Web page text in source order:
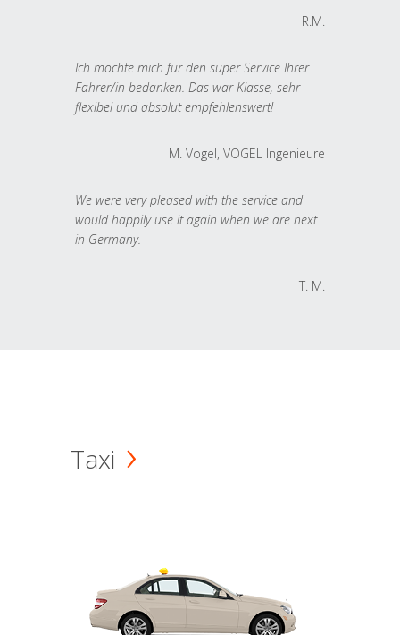
R.M.
Ich möchte mich für den super Service Ihrer
Fahrer/in bedanken. Das war Klasse, sehr
flexibel und absolut empfehlenswert!
M. Vogel, VOGEL Ingenieure
We were very pleased with the service and
would happily use it again when we are next
in Germany.
T. M.
Taxi